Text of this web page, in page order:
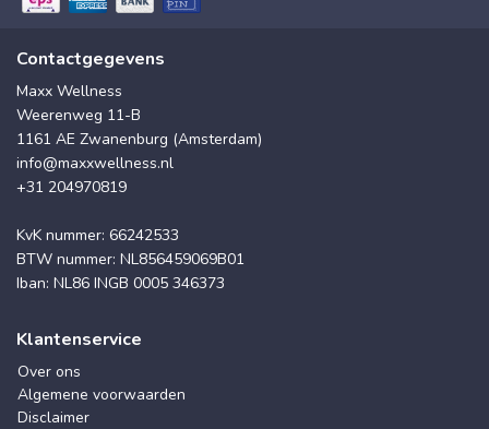
Contactgegevens
Maxx Wellness
Weerenweg 11-B
1161 AE Zwanenburg (Amsterdam)
info@maxxwellness.nl
+31 204970819
KvK nummer: 66242533
BTW nummer: NL856459069B01
Iban: NL86 INGB 0005 346373
Klantenservice
Over ons
Algemene voorwaarden
Disclaimer